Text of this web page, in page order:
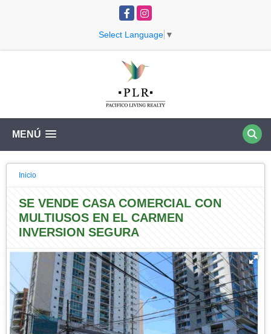
FacebookInstagram
Select Language ▼
MENÚ
Inicio
SE VENDE CASA COMERCIAL CON
MULTIUSOS EN EL CARMEN
INVERSION SEGURA